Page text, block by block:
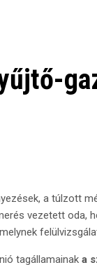
a túlzott
vezetett oda,
tagállamainak a